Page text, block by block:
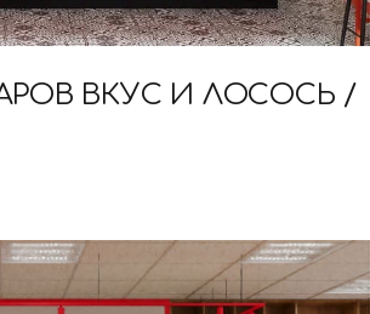
ВКУС И ЛОСОСЬ /